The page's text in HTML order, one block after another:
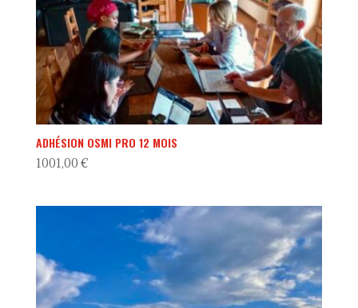
ADHÉSION OSMI PRO 12 MOIS
1001,00 €